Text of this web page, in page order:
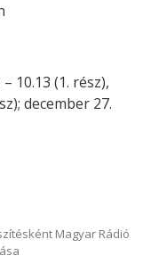
10.13 (1. rész),
december 27.
Magyar Rádió